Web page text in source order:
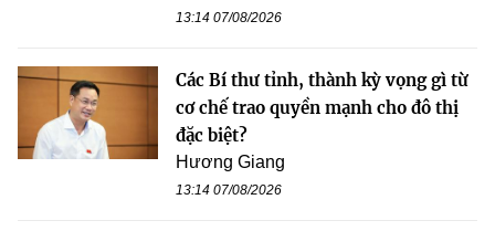
13:14 07/08/2026
Các Bí thư tỉnh, thành kỳ vọng gì từ
cơ chế trao quyền mạnh cho đô thị
đặc biệt?
Hương Giang
13:14 07/08/2026